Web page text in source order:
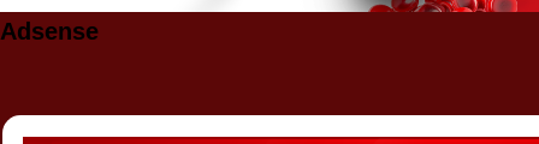
Adsense